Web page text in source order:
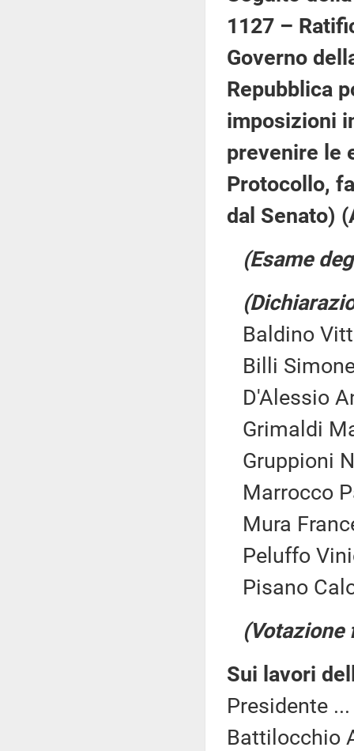
1127 –
Governo
Repubblica
imposizioni
prevenire le
Protocollo,
dal Senato)
(Esame
Baldino
Billi
D'Alessio
Grimaldi
Gruppioni
Marrocco
Mura
Peluffo
Pisano
(Votazione
Sui lavori
Presidente
Battilocchio